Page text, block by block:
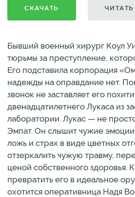
СКАЧАТЬ
Бывший военный хирург Коул
тюрьмы за преступление,
Его подставила корпорация
надежды на оправдание нет.
звонок не заставляет его
двенадцатилетнего Лукаса из
лаборатории. Лукас — не
Эмпат. Он слышит чужие эмоции
ложь и страх в виде цветных
отзеркалить чужую травму,
ценой собственного здоровья.
превратить его в идеальное
охотится оперативница Надя